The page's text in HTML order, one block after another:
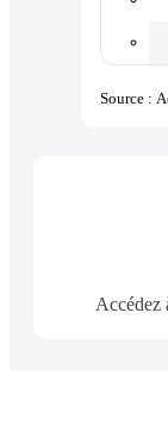
Source :
Accédez